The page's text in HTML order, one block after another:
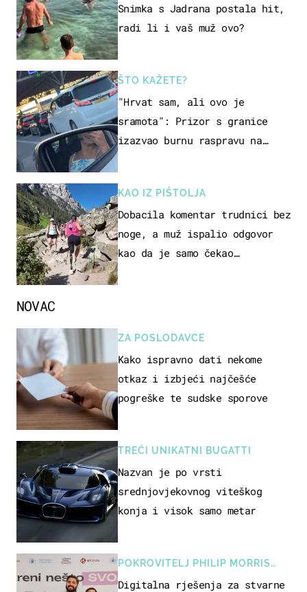
Snimka s Jadrana postala hit,
radi li i vaš muž ovo?
ŠTO KAŽETE?
"Hrvat sam, ali ovo je
sramota": Prizor s granice
izazvao burnu raspravu na
KAO IZ PIŠTOLJA
Dobacila komentar trudnici bez
noge, a muž ispalio odgovor
kao da je samo čekao…
NOVAC
ZA POSLODAVCE
Kako ispravno dati nekome
otkaz i izbjeći najčešće
pogreške te sudske sporove
TREĆI UNIKATNI BUGATTI
Nazvan je po vrsti
srednjovjekovnog viteškog
konja i visok samo metar
POKROVITELJ PHILIP MORRIS
ZAGREB
Digitalna rješenja za stvarne